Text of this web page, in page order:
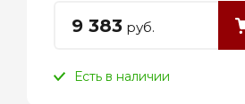
9 383 руб.
Есть в наличии